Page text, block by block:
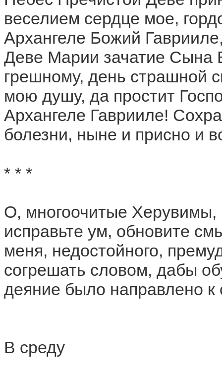
веселием сердце мое,
Архангеле Божий
Деве Марии зачатие Сына
грешному, день страшной
мою душу, да простит
Архангеле Гаврииле!
болезни, ныне и присно и
* * *
О, многоочитые Херувимы,
исправьте ум, обновите
меня, недостойного,
согрешать словом, дабы
деяние было направлено
В среду